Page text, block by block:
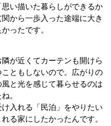
い描いた暮らしができるか
から一歩入った途端に大き
ったです。
が近くてカーテンも開けら
ともしないので。広がりの
と光を感じて暮らせるのは
。
入れる「民泊」をやりたい
る家にしたかったんです。